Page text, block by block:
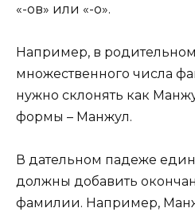
«-ов» или «-о».
Например, в
множественного числа
нужно склонять как
формы – Манжул.
В дательном падеже
должны добавить
фамилии. Например,